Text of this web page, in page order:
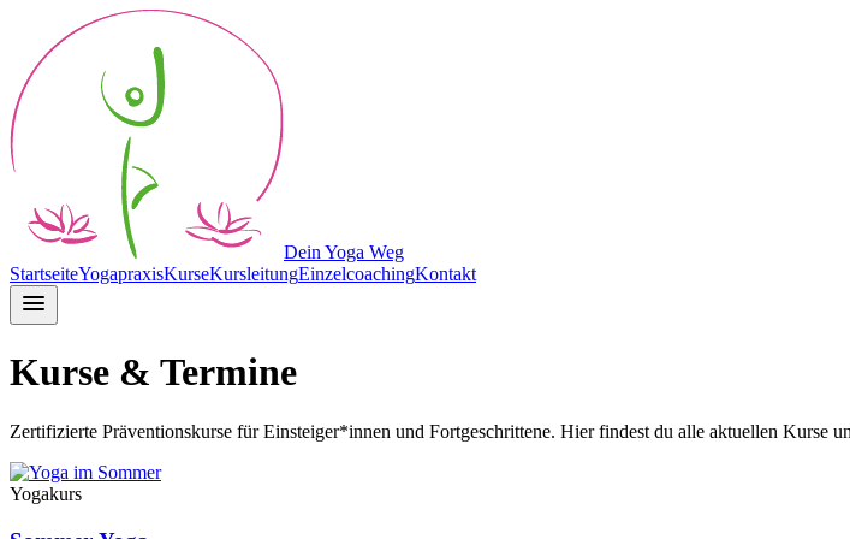
Dein Yoga Weg
StartseiteYogapraxisKurseKursleitungEinzelcoachingKontakt
Kurse & Termine
Zertifizierte Präventionskurse für Einsteiger*innen und Fortgeschrittene. Hier findest du alle aktuellen Kurse
Yogakurs